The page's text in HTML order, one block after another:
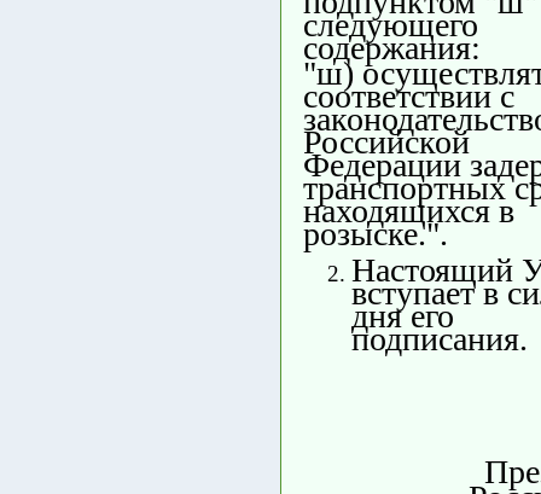
следующего
содержания:
"ш)
соответствии с
Российской
Федерации
транспортных
находящихся в
розыске.".
Настоящий
вступает в
дня его
подписания.